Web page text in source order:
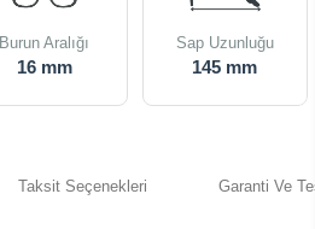
Burun Aralığı
16 mm
Sap Uzunluğu
145 mm
Taksit Seçenekleri Garanti Ve